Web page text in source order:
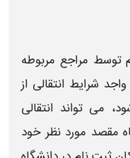
توسط مراجع مربوطه
شرایط انتقالی از
می تواند انتقالی
مقصد مورد نظر خود